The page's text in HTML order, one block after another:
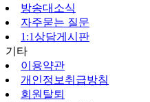
방송대소식
자주묻는 질문
1:1상담게시판
기타
이용약관
개인정보취급방침
회원탈퇴